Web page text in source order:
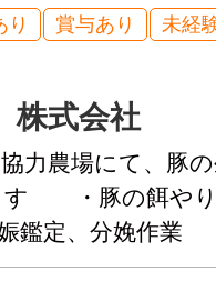
り 賞与あり 未経
式会社
力農場にて、豚
・豚の餌やり
鑑定、分娩作業
境関連・在庫